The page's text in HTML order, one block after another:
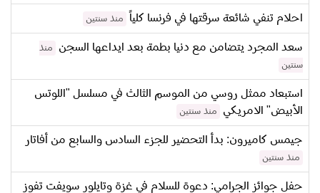
احلام تنفي شائعة سرقتها في فرنسا كلياً منذ سنتين
سعد المجرد يتضامن مع دنيا بطمة بعد ايداعها السجن
منذ
سنتين
استبعاد ممثل روسي من الموسم الثالث في مسلسل "اللوتس
الأبيض" الامريكي
منذ سنتين
جيمس كاميرون: بدأ التحضير للجزء السادس والسابع من أفاتار
منذ سنتين
حفل جوائز الجرامي: دعوة للسلام في غزة وتايلور سويفت تفوز